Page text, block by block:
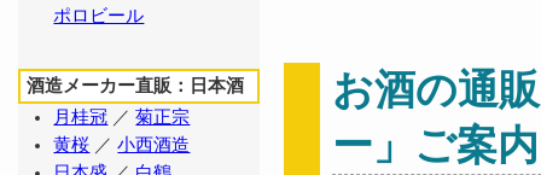
お酒の通
ー」ご案内
ポロビール
酒造メーカー直販：日本酒
月桂冠 ／菊正宗
黄桜 ／小西酒造